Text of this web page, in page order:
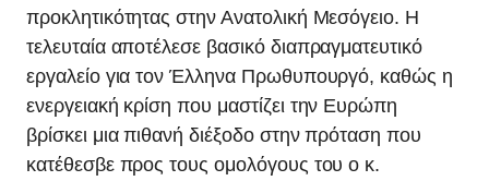
προκλητικότητας στην Ανατολική Μεσόγειο. Η
τελευταία αποτέλεσε βασικό διαπραγματευτικό
εργαλείο για τον Έλληνα Πρωθυπουργό, καθώς η
ενεργειακή κρίση που μαστίζει την Ευρώπη
βρίσκει μια πιθανή διέξοδο στην πρόταση που
κατέθεσβε προς τους ομολόγους του ο κ.